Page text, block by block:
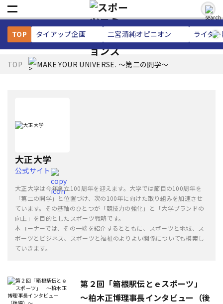
TOP タイアップ企画 二宮清純オピニオン ライタ
TOP MAKE YOUR UNIVERSE. ～第二の開学～
大正大学
公式サイト
大正大学は今年創立100周年を迎えます。大学では節目の100周年を
「第二の開学」と位置づけ、次の100年に向けた取り組みを加速させ
ています。その基軸のひとつが「競技力の強化」と「大学ブランドの
向上」を目的としたスポーツ戦略です。
本コーナーでは、その一端を紹介するとともに、スポーツと地域、ス
ポーツとビジネス、スポーツと福祉のよりよい関係についても模索し
ていきます。
第２回「箱根駅伝とｅスポーツ」
～柏木正博理事長インタビュー（後